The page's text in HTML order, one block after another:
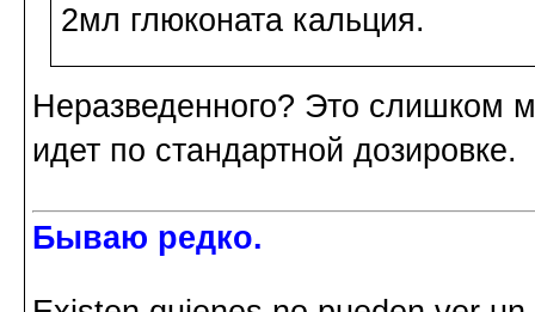
2мл глюконата кальция.
Неразведенного? Это слишком
идет по стандартной дозировке.
Бываю редко.